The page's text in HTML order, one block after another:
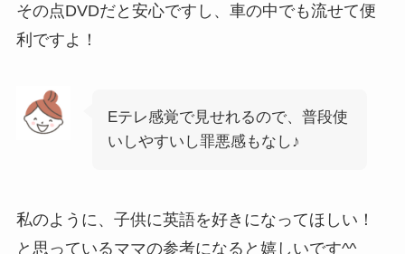
その点DVDだと安心ですし、車の中でも流せて便
利ですよ！
Eテレ感覚で見せれるので、普段使
いしやすいし罪悪感もなし♪
私のように、子供に英語を好きになってほしい！
と思っているママの参考になると嬉しいです^^